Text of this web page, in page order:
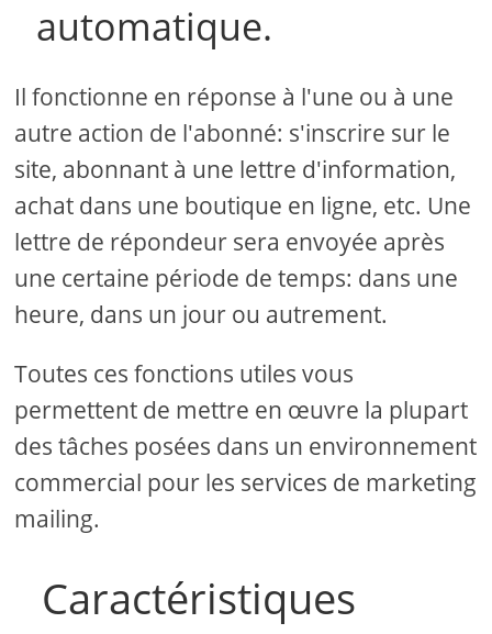
automatique.
Il fonctionne en réponse à l'une ou à une
autre action de l'abonné: s'inscrire sur le
site, abonnant à une lettre d'information,
achat dans une boutique en ligne, etc. Une
lettre de répondeur sera envoyée après
une certaine période de temps: dans une
heure, dans un jour ou autrement.
Toutes ces fonctions utiles vous
permettent de mettre en œuvre la plupart
des tâches posées dans un environnement
commercial pour les services de marketing
mailing.
Caractéristiques